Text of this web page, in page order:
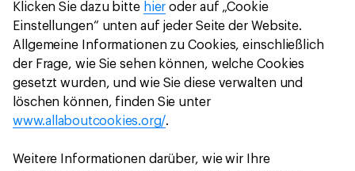
Klicken Sie dazu bitte hier oder auf „Cookie
Einstellungen“ unten auf jeder Seite der Website.
Allgemeine Informationen zu Cookies, einschließlich
der Frage, wie Sie sehen können, welche Cookies
gesetzt wurden, und wie Sie diese verwalten und
löschen können, finden Sie unter
www.allaboutcookies.org/.
Weitere Informationen darüber, wie wir Ihre